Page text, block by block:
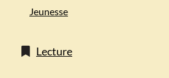
Lecture
Jeunesse